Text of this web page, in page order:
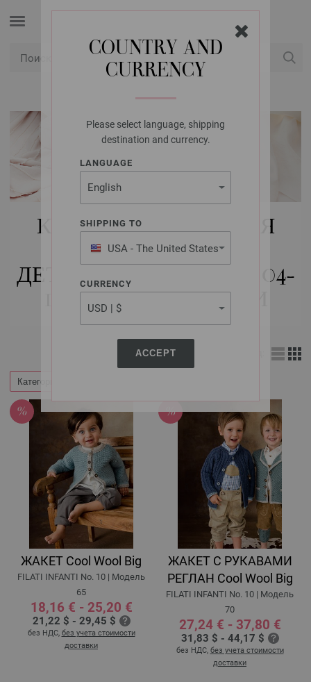
COUNTRY AND
CURRENCY
Please select language, shipping
destination and currency.
LANGUAGE
SHIPPING TO
USA - The United States
of America
CURRENCY
ACCEPT
КУПИТЬ НАБОРЫ ДЛЯ
ВЯЗАНИЯ FILATI
ДЕТИ | ДЕТИ (РАЗМЕР 104-
152) | СТИЛЬ КАНТРИ
Категории
ЖАКЕТ Cool Wool Big
FILATI INFANTI No. 10 | Модель
65
18,16 € - 25,20 €
21,22 $ - 29,45 $
без НДС, без учета стоимости
доставки
ЖАКЕТ С РУКАВАМИ
РЕГЛАН Cool Wool Big
FILATI INFANTI No. 10 | Модель
70
27,24 € - 37,80 €
31,83 $ - 44,17 $
без НДС, без учета стоимости
доставки